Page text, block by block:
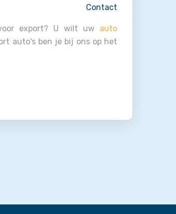
Contact
export? U wilt uw auto
auto's ben je bij ons op het